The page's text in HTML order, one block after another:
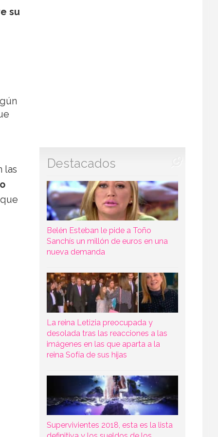
su
las
Destacados
Belén Esteban le pide a Toño
Sanchís un millón de euros en una
nueva demanda
La reina Letizia preocupada y
desolada tras las reacciones a las
imágenes en las que aparta a la
reina Sofía de sus hijas
Supervivientes 2018, esta es la lista